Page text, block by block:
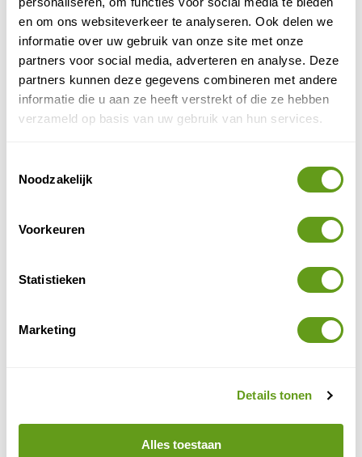
en om ons websiteverkeer te analyseren. Ook delen we
informatie over uw gebruik van onze site met onze
partners voor social media, adverteren en analyse. Deze
partners kunnen deze gegevens combineren met andere
informatie die u aan ze heeft verstrekt of die ze hebben
verzameld op basis van uw gebruik van hun services.
Noodzakelijk
Voorkeuren
Statistieken
Marketing
Details tonen
Alles toestaan
Ooievaars in groep
De oorspronkelijke trekroute van de vogels in West-
Europa ging via de Straat van Gibraltar tot in het
Westen van Afrika, naar de Sahel. Veel vogels hebben
hun trekroute echter ingekort. Ze blijven vaak ergens in
voldoende eten op vuilnisbelten. Ze zijn dus absoluut